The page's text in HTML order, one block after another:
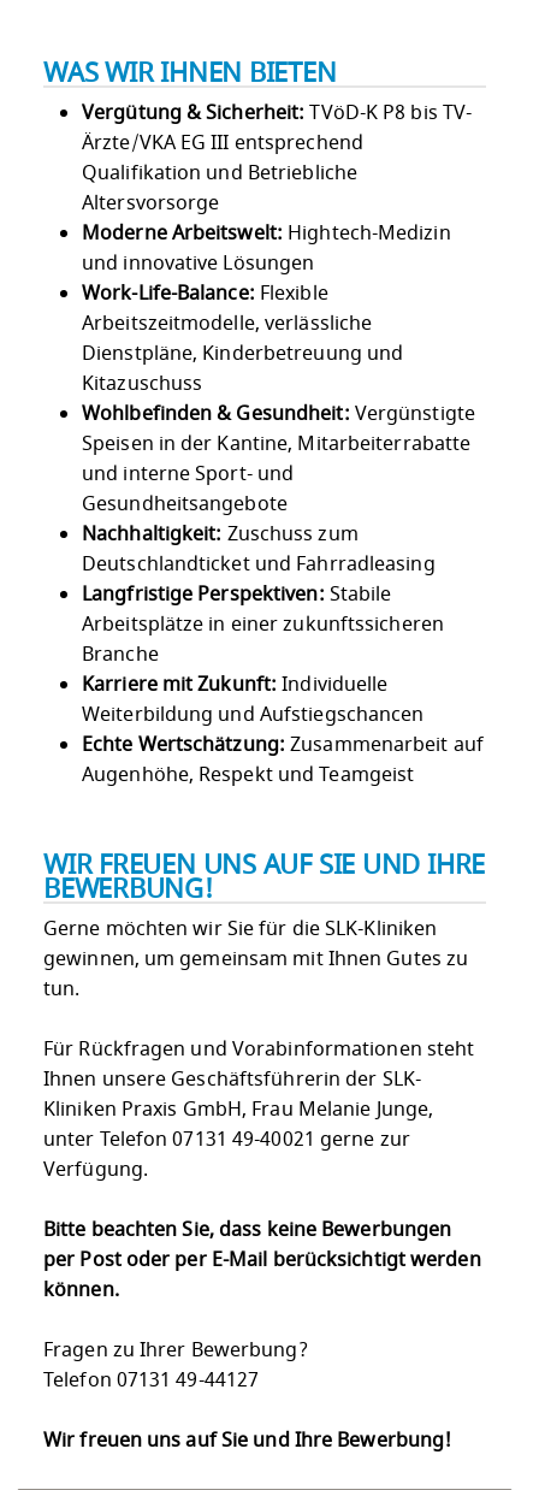
WAS WIR IHNEN BIETEN
Vergütung & Sicherheit: TVöD-K P8 bis TV-
Ärzte/VKA EG III entsprechend
Qualifikation und Betriebliche
Altersvorsorge
Moderne Arbeitswelt: Hightech-Medizin
und innovative Lösungen
Work-Life-Balance: Flexible
Arbeitszeitmodelle, verlässliche
Dienstpläne, Kinderbetreuung und
Kitazuschuss
Wohlbefinden & Gesundheit: Vergünstigte
Speisen in der Kantine, Mitarbeiterrabatte
und interne Sport- und
Gesundheitsangebote
Nachhaltigkeit: Zuschuss zum
Deutschlandticket und Fahrradleasing
Langfristige Perspektiven: Stabile
Arbeitsplätze in einer zukunftssicheren
Branche
Karriere mit Zukunft: Individuelle
Weiterbildung und Aufstiegschancen
Echte Wertschätzung: Zusammenarbeit auf
Augenhöhe, Respekt und Teamgeist
WIR FREUEN UNS AUF SIE UND IHRE
BEWERBUNG!
Gerne möchten wir Sie für die SLK-Kliniken
gewinnen, um gemeinsam mit Ihnen Gutes zu
tun.
Für Rückfragen und Vorabinformationen steht
Ihnen unsere Geschäftsführerin der SLK-
Kliniken Praxis GmbH, Frau Melanie Junge,
unter Telefon 07131 49-40021 gerne zur
Verfügung.
Bitte beachten Sie, dass keine Bewerbungen
per Post oder per E-Mail berücksichtigt werden
können.
Fragen zu Ihrer Bewerbung?
Telefon 07131 49-44127
Wir freuen uns auf Sie und Ihre Bewerbung!